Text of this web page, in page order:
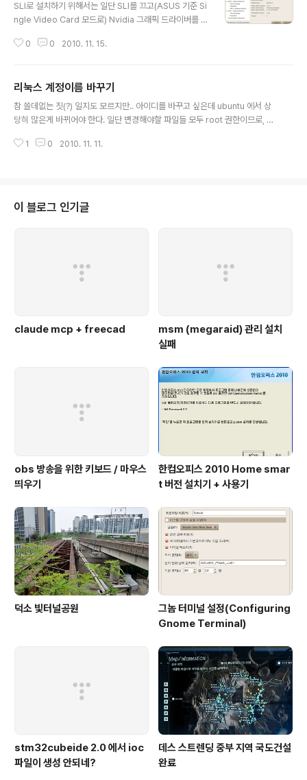
SLI로 설치하기 위해서는 일단 SLI를 끄고(ASUS 기준 Si
ngle Video Card 모드로) Nvidia 그래픽 드라이버를 설
로 변환해주어야 한다. 일단 2010.11.15일 기준 Ubuntu
야할듯 -_- 그리고 SLI로 인식을 해서 여러개 그래픽 카드
는 나오지만, SLI 관련 설정은 보이지 않는다. 260 대로 바
꾸어도 별 차이는 없는듯 -_- 일단 내꺼는 아래와 같은데..
VGA compatible controller: nVidi..
0 0 2010. 11. 15.
리눅스 계정이름 바꾸기
참 쓸데없는 짓(?) 일지도 모르지만.. 아이디를 바꾸고 싶은데 ubuntu 에서 상
당히 많은게 바뀌어야 한다. 일단 변경해야할 파일들 모두 root 권한이므로, 정
sudo su 명령을 통해 root로 바꾸어 진행을 해야 한다. 1. /etc/passwd - id
t root 1857 2010-11-11 19:15 /etc/passwd..
1 0 2010. 11. 11.
이 블로그 인기글
claude mcp + freecad
msm (megaraid) 관리 설치
실패
obs 방송을 위한 키보드 / 마우스
띄우기
한컴오피스 2010 Home smar
t 버전 설치기 + 사용기
덕소 빛터널공원
그놈 터미널 설정(Configuring
Gnome Terminal)
stm32cubeide 2.0 에서 ioc
파일이 생성 안되네?
데스 스트렌딩 중부 지역 국도건설
완료